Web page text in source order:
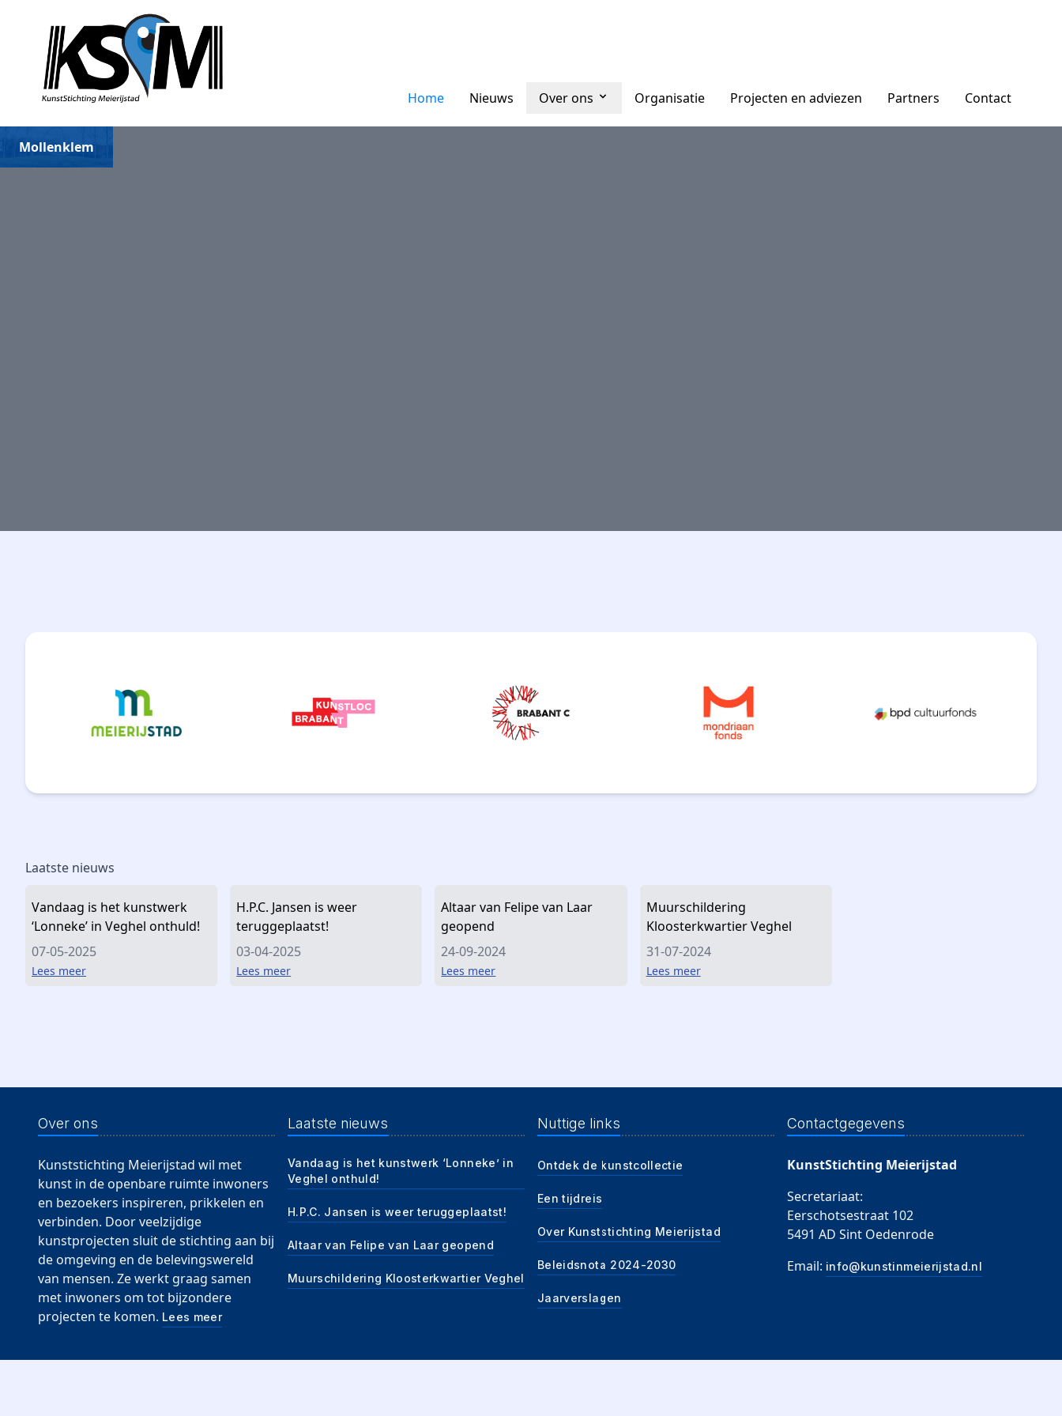
Home Nieuws Over ons Organisatie Projecten en adviezen Partners Contact
Mollenklem
Laatste nieuws
Vandaag is het kunstwerk
‘Lonneke’ in Veghel onthuld!
07-05-2025
Lees meer
H.P.C. Jansen is weer
teruggeplaatst!
03-04-2025
Lees meer
Altaar van Felipe van Laar
geopend
24-09-2024
Lees meer
Muurschildering
Kloosterkwartier Veghel
31-07-2024
Lees meer
Over ons
Kunststichting Meierijstad wil met
kunst in de openbare ruimte inwoners
en bezoekers inspireren, prikkelen en
verbinden. Door veelzijdige
kunstprojecten sluit de stichting aan bij
de omgeving en de belevingswereld
van mensen. Ze werkt graag samen
met inwoners om tot bijzondere
projecten te komen. Lees meer
Laatste nieuws
Vandaag is het kunstwerk ‘Lonneke’ in
Veghel onthuld!
H.P.C. Jansen is weer teruggeplaatst!
Altaar van Felipe van Laar geopend
Muurschildering Kloosterkwartier Veghel
Nuttige links
Ontdek de kunstcollectie
Een tijdreis
Over Kunststichting Meierijstad
Beleidsnota 2024-2030
Jaarverslagen
Contactgegevens
KunstStichting Meierijstad
Secretariaat:
Eerschotsestraat 102
5491 AD Sint Oedenrode
Email: info@kunstinmeierijstad.nl